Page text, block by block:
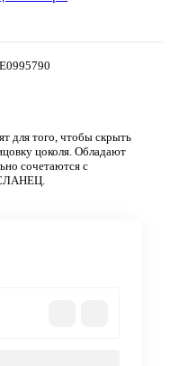
E0995790
для того, чтобы скрыть
цоколя. Обладают
сочетаются с
СЛАНЕЦ.